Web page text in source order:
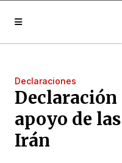
Declaraciones
Declaración
apoyo de
Irán